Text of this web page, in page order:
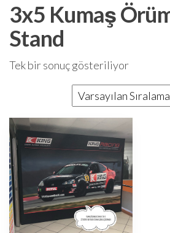
3x5 Kumaş
Stand
Tek bir sonuç gösteriliyor